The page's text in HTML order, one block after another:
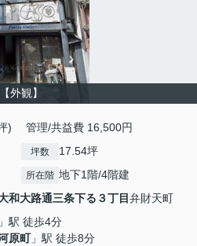
【外観】
) 管理/共益費 16,500円
坪数 17.54坪
所在階 地下1階/4階建
和大路通三条下る３丁目弁財天町
」駅 徒歩4分
原町」駅 徒歩8分